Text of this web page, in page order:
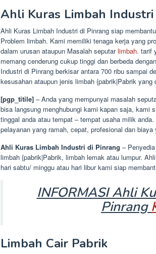
Ahli Kuras Limbah
Ahli Kuras Limbah Industri di Pinrang siap
Problem limbah. Kami memiliki tenaga kerja yang
dalam urusan ataupun Masalah seputarlimbah. tarif
memang cenderung cukup tinggi dan berbeda
Industri di Pinrang berkisar antara 700 ribu sampai
kesusahan ataupun jenis limbah {pabrik|Pabrik yang
[pgp_titile] – Anda yang mempunyai masalah
bisa langsung menghubungi kami kapan saja, kami
tinggal anda atau tempat – tempat usaha milik
pelayanan yang ramah, cepat, profesional dan biaya
Ahli Kuras Limbah Industri di Pinrang –
limbah {pabrik|Pabrik, limbah lemak atau lumpur.
hari sabtu/ minggu atau hari libur kami siap
INFORMASI Ahli
Pinrang
Limbah Cair Pabrik